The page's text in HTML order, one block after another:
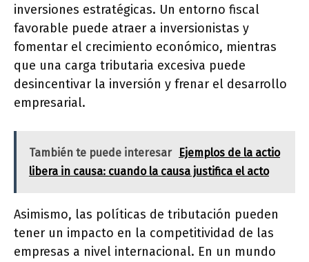
inversiones estratégicas. Un entorno fiscal
favorable puede atraer a inversionistas y
fomentar el crecimiento económico, mientras
que una carga tributaria excesiva puede
desincentivar la inversión y frenar el desarrollo
empresarial.
También te puede interesar
Ejemplos de la actio
libera in causa: cuando la causa justifica el acto
Asimismo, las políticas de tributación pueden
tener un impacto en la competitividad de las
empresas a nivel internacional. En un mundo